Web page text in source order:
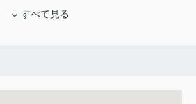
すべて見る